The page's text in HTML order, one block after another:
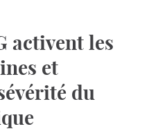
activent les
et
du